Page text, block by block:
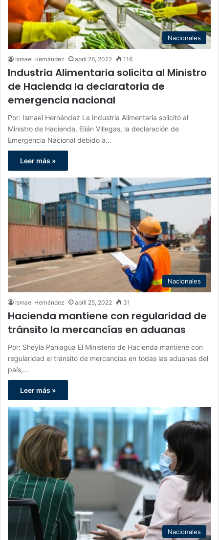
Nacionales
Ismael Hernández abril 26, 2022 116
Industria Alimentaria solicita al Ministro
de Hacienda la declaratoria de
emergencia nacional
Por: Ismael Hernández La Industria Alimentaria solicitó al
Ministro de Hacienda, Elián Villegas, la declaración de
Emergencia Nacional debido a…
Leer más »
Nacionales
Ismael Hernández abril 25, 2022 31
Hacienda mantiene con regularidad de
tránsito la mercancías en aduanas
Por: Sheyla Paniagua El Ministerio de Hacienda mantiene con
regularidad el tránsito de mercancías en todas las aduanas del
país,…
Leer más »
Nacionales